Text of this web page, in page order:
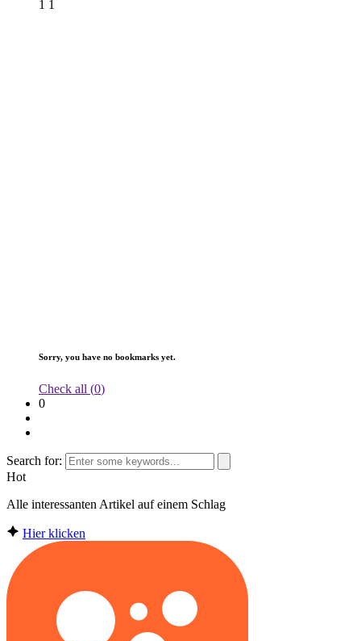
1 1
Sorry, you have no bookmarks yet.
Check all (0)
0
Search for:
Hot
Alle interessanten Artikel auf einem Schlag
Hier klicken